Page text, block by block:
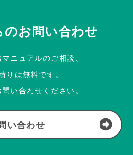
お問い合わせ
ニュアルのご相談、
りは無料です。
い合わせください。
い合わせ